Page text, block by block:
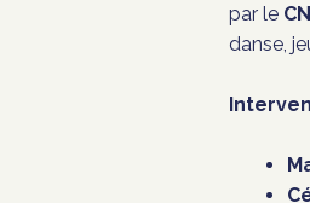
par le
danse,